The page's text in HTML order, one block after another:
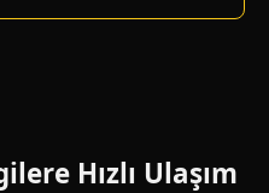
Hızlı Ulaşım